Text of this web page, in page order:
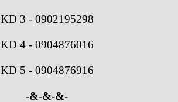
KD 3 - 0902195298
KD 4 - 0904876016
KD 5 - 0904876916
-&-&-&-